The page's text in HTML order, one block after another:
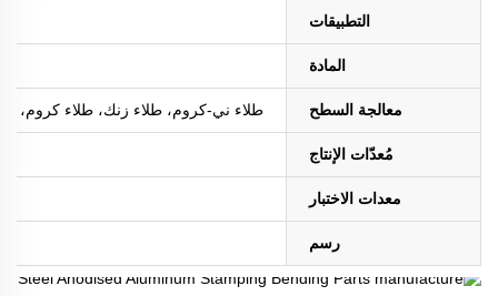
التطبيقات
المادة
معالجة السطح طلاء ني-كروم، طلاء زنك، طلاء كروم، طلاء
مُعدّات الإنتاج
معدات الاختبار
رسم